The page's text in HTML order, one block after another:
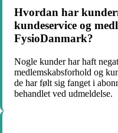
Hvordan har
kundeservice og
FysioDanmark?
Nogle kunder har haft
medlemskabsforhold og
de har følt sig fanget i
behandlet ved udmeldelse.